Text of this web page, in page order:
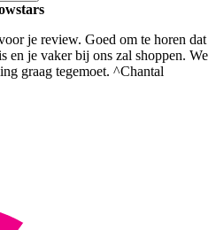
je review. Goed om te horen dat
en je vaker bij ons zal shoppen. We
graag tegemoet. ^Chantal